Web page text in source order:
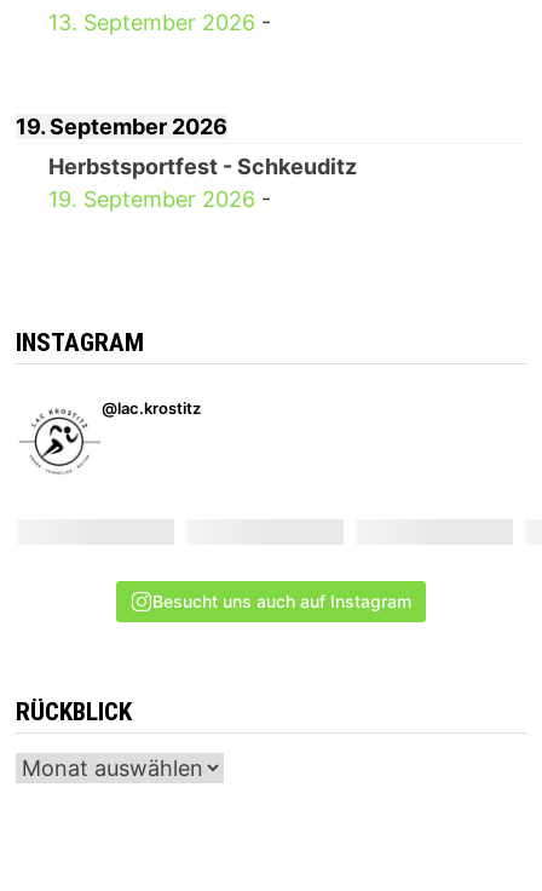
13. September 2026 -
19. September 2026
Herbstsportfest - Schkeuditz
19. September 2026 -
INSTAGRAM
@lac.krostitz
Besucht uns auch auf Instagram
RÜCKBLICK
Archiv